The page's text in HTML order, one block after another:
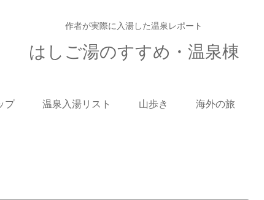
作者が実際に入湯した温泉レポート
はしご湯のすすめ・温泉棟
プ 温泉入湯リスト 山歩き 海外の旅